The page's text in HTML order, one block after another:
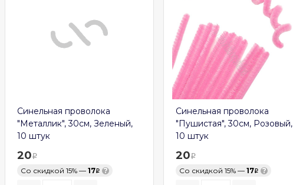
Синельная проволока
"Металлик", 30см, Зеленый,
10 штук
20
Со скидкой 15% — 17 ?
Синельная проволока
"Пушистая", 30см, Розовый,
10 штук
20
Со скидкой 15% — 17 ?